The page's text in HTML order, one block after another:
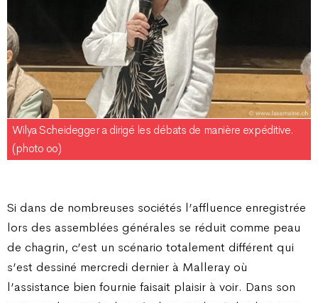
Wilya Scheidegger a dirigé les débats de manière expéditive.
(photo oo)
Si dans de nombreuses sociétés l’affluence enregistrée
lors des assemblées générales se réduit comme peau
de chagrin, c’est un scénario totalement différent qui
s’est dessiné mercredi dernier à Malleray où
l’assistance bien fournie faisait plaisir à voir. Dans son